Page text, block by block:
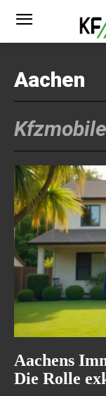
Aachen
Aachens
Die Rolle